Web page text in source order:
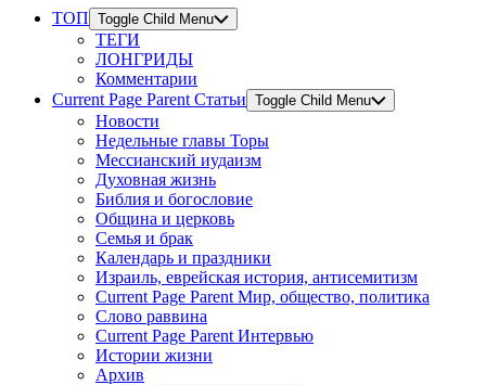
ТОП Toggle Child Menu
ТЕГИ
ЛОНГРИДЫ
Комментарии
Current Page Parent Статьи Toggle Child Menu
Новости
Недельные главы Торы
Мессианский иудаизм
Духовная жизнь
Библия и богословие
Община и церковь
Семья и брак
Календарь и праздники
Израиль, еврейская история, антисемитизм
Current Page Parent Мир, общество, политика
Слово раввина
Current Page Parent Интервью
Истории жизни
Архив